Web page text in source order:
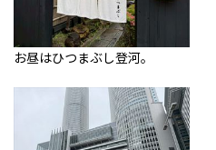
お昼はひつまぶし登河。